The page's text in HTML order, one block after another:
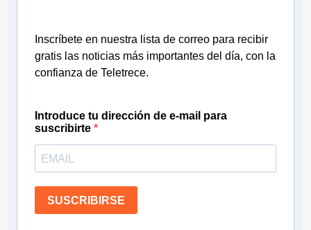
Inscríbete en nuestra lista de correo para recibir
gratis las noticias más importantes del día, con la
confianza de Teletrece.
Introduce tu dirección de e-mail para
suscribirte
SUSCRIBIRSE